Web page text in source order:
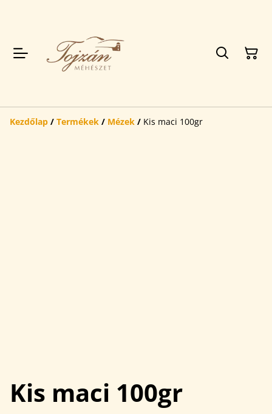
Kezdőlap / Termékek / Mézek / Kis maci 100gr
Kis maci 100gr